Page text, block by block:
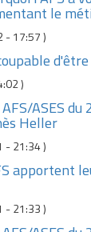
le
- 17:57)
)
ASES
Heller
- 21:34)
apportent
- 21:33)